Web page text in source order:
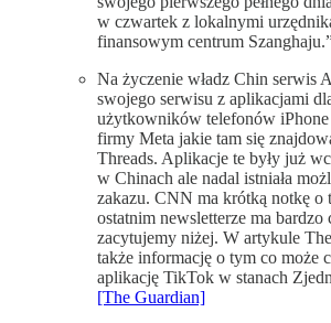
w czwartek z lokalnymi
finansowym centrum
Na życzenie władz Chin serwis
swojego serwisu z aplikacjami
użytkowników telefonów iPhone
firmy Meta jakie tam się
Threads. Aplikacje te były już
w Chinach ale nadal istniała
zakazu. CNN ma krótką notkę o
ostatnim newsletterze ma
zacytujemy niżej. W artykule
także informację o tym co może
aplikację TikTok w stanach
[The Guardian]